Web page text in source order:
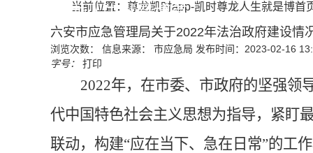
尊龙人生就是博首
页
当前位置： 尊龙凯时app-凯时尊龙人生就是博首
六安市应急管理局关于2022年法治政府建设情
浏览次数： 信息来源： 市应急局 发布时间：2023-02-16
字号：
打印
2022年，在市委、市政府的坚强领
代中国特色社会主义思想为指导，紧盯
联动，构建“应在当下、急在日常”的工